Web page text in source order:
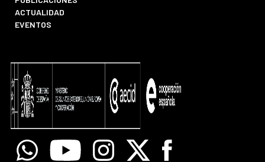
ACTUALIDAD
EVENTOS
WhatsappYoutube Instagram
X Facebook